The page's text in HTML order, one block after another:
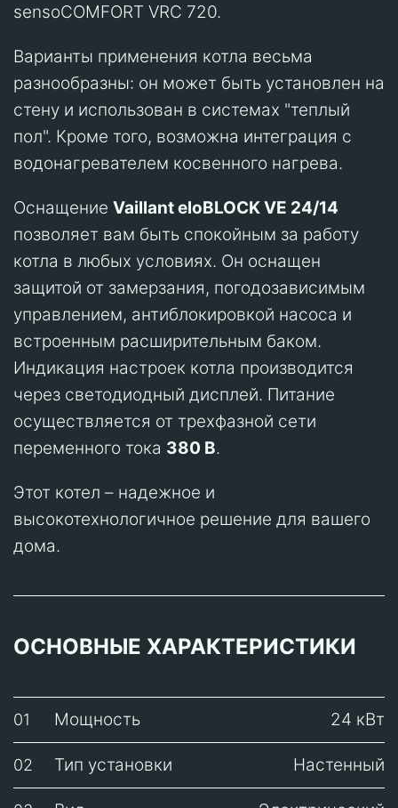
sensoCOMFORT VRC 720.
Варианты применения котла весьма
разнообразны: он может быть установлен на
стену и использован в системах "теплый
пол". Кроме того, возможна интеграция с
водонагревателем косвенного нагрева.
Оснащение Vaillant eloBLOCK VE 24/14
позволяет вам быть спокойным за работу
котла в любых условиях. Он оснащен
защитой от замерзания, погодозависимым
управлением, антиблокировкой насоса и
встроенным расширительным баком.
Индикация настроек котла производится
через светодиодный дисплей. Питание
осуществляется от трехфазной сети
переменного тока 380 B.
Этот котел – надежное и
высокотехнологичное решение для вашего
дома.
ОСНОВНЫЕ ХАРАКТЕРИСТИКИ
01 Мощность 24 кВт
02 Тип установки Настенный